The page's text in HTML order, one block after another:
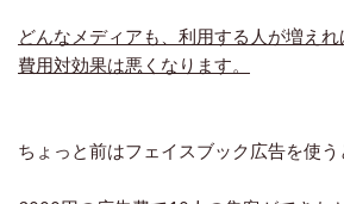
どんなメディアも、利用する人が増えれ
費用対効果は悪くなります。
ちょっと前はフェイスブック広告を使う